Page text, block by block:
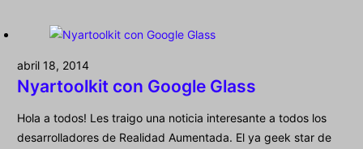
abril 18, 2014
Nyartoolkit con Google Glass
Hola a todos! Les traigo una noticia interesante a todos los
desarrolladores de Realidad Aumentada. El ya geek star de